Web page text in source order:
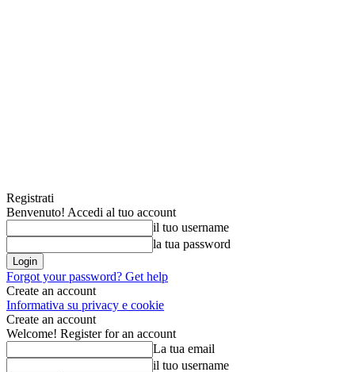
Registrati
Benvenuto! Accedi al tuo account
il tuo username
la tua password
Forgot your password? Get help
Create an account
Informativa su privacy e cookie
Create an account
Welcome! Register for an account
La tua email
il tuo username